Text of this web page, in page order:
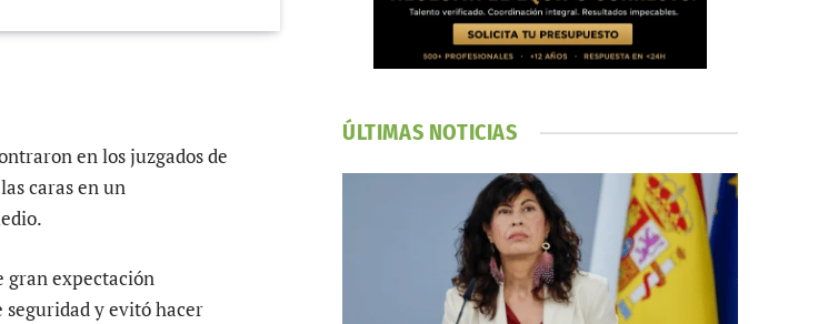
en los juzgados de
caras en un
gran expectación
seguridad y evitó hacer
ÚLTIMAS NOTICIAS